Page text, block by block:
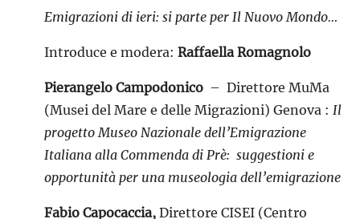
Emigrazioni di ieri: si parte per Il Nuovo Mondo…
Introduce e modera: Raffaella Romagnolo
Pierangelo Campodonico – Direttore MuMa
(Musei del Mare e delle Migrazioni) Genova : Il
progetto Museo Nazionale dell’Emigrazione
Italiana alla Commenda di Prè: suggestioni e
opportunità per una museologia dell’emigrazione
Fabio Capocaccia, Direttore CISEI (Centro